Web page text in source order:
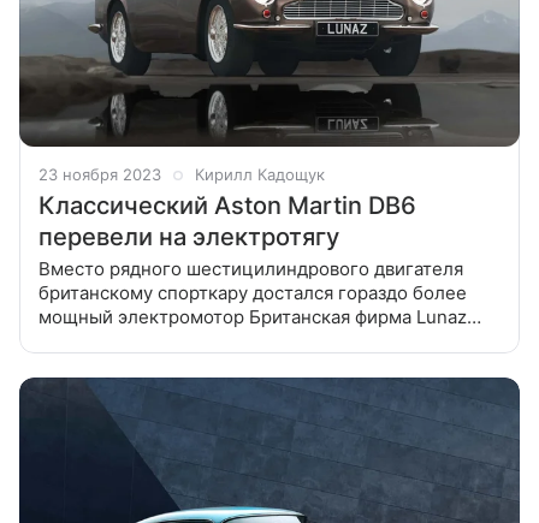
23 ноября 2023 Кирилл Кадощук
Классический Aston Martin DB6
перевели на электротягу
Вместо рядного шестицилиндрового двигателя
британскому спорткару достался гораздо более
мощный электромотор Британская фирма Lunaz
параллельно